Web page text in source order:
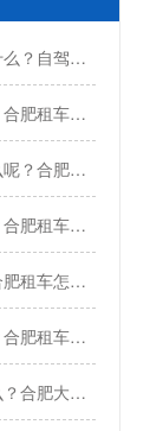
车实用技巧
注意事项
事项有哪些？
关键技巧
怎么租？
注意事项
赁注意事项